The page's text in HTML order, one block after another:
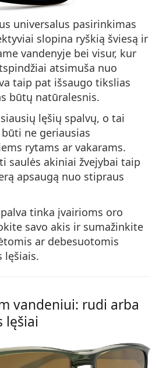
universalus pasirinkimas
slopina ryškią šviesą ir
vandenyje bei visur, kur
atsimuša nuo
taip pat išsaugo tikslias
būtų natūralesnis.
lęšių spalvų, o tai
ne geriausias
rytams ar vakarams.
saulės akiniai žvejybai taip
apsaugą nuo stipraus
tinka įvairioms oro
savo akis ir sumažinkite
ar debesuotomis
lęšiais.
vandeniui: rudi arba
lęšiai